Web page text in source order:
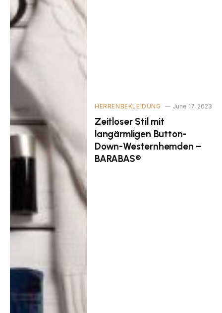
HERRENBEKLEIDUNG June 17, 2023
Zeitloser Stil mit
langärmligen Button-
Down-Westernhemden –
BARABAS®